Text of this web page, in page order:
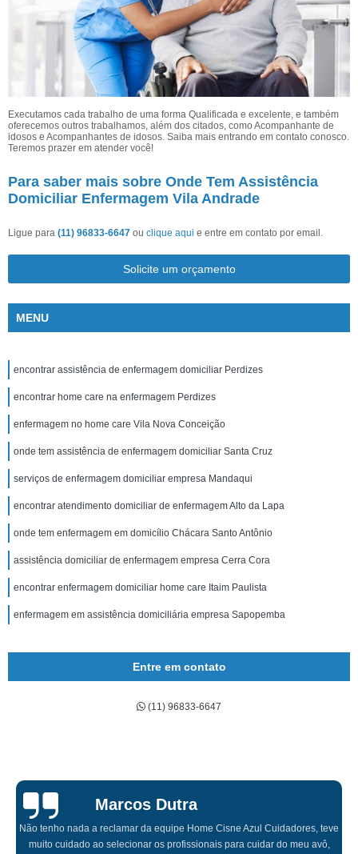
Executamos cada trabalho de uma forma Qualificada e excelente, e também
oferecemos outros trabalhamos, além dos citados, como Acompanhante de
idosos e Acompanhantes de idosos. Saiba mais entrando em contato conosco.
Teremos prazer em atender você!
Para saber mais sobre Onde Tem Assistência
Domiciliar Enfermagem Vila Andrade
Ligue para (11) 96833-6647 ou clique aqui e entre em contato por email.
Solicite um orçamento
MENU
encontrar assistência de enfermagem domiciliar Perdizes
encontrar home care na enfermagem Perdizes
enfermagem no home care Vila Nova Conceição
onde tem assistência de enfermagem domiciliar Santa Cruz
serviços de enfermagem domiciliar empresa Mandaqui
encontrar atendimento domiciliar de enfermagem Alto da Lapa
onde tem enfermagem em domicílio Chácara Santo Antônio
assistência domiciliar de enfermagem empresa Cerra Cora
encontrar enfermagem domiciliar home care Itaim Paulista
enfermagem em assistência domiciliária empresa Sapopemba
Entre em contato
(11) 96833-6647
Sarah Botelho
Contratei a Home Cisne Azul para minha mãe e foi a melhor escolha que